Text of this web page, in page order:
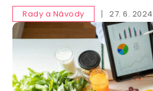
Rady a Návody 27. 6. 2024